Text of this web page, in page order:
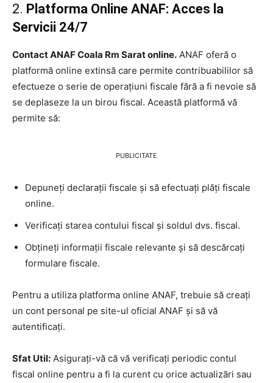
2. Platforma Online ANAF: Acces la
Servicii 24/7
Contact ANAF Coala Rm Sarat online. ANAF oferă o
platformă online extinsă care permite contribuabililor să
efectueze o serie de operațiuni fiscale fără a fi nevoie să
se deplaseze la un birou fiscal. Această platformă vă
permite să:
PUBLICITATE
Depuneți declarații fiscale și să efectuați plăți fiscale
online.
Verificați starea contului fiscal și soldul dvs. fiscal.
Obțineți informații fiscale relevante și să descărcați
formulare fiscale.
Pentru a utiliza platforma online ANAF, trebuie să creați
un cont personal pe site-ul oficial ANAF și să vă
autentificați.
Sfat Util: Asigurați-vă că vă verificați periodic contul
fiscal online pentru a fi la curent cu orice actualizări sau